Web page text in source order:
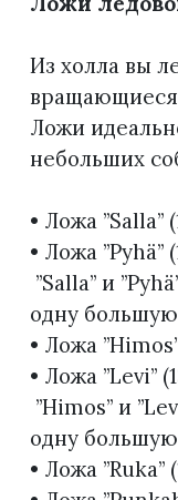
Из холла вы
Ложи
небольших
• Ложа ”Salla”
• Ложа ”Pyhä”
”Salla” и
одну
• Ложа
• Ложа ”Levi”
”Himos” и
одну
• Ложа ”Ruka”